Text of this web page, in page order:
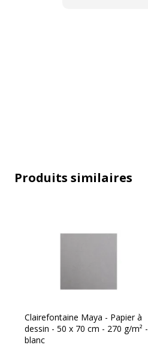
Produits similaires
Clairefontaine Maya - Papier à
dessin - 50 x 70 cm - 270 g/m² -
blanc